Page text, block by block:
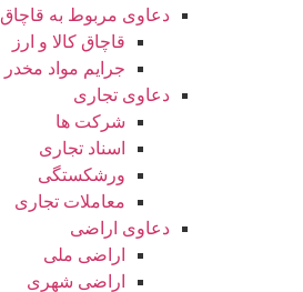
دعاوی مربوط به قاچاق
قاچاق کالا و ارز
جرایم مواد مخدر
دعاوی تجاری
شرکت ها
اسناد تجاری
ورشکستگی
معاملات تجاری
دعاوی اراضی
اراضی ملی
اراضی شهری